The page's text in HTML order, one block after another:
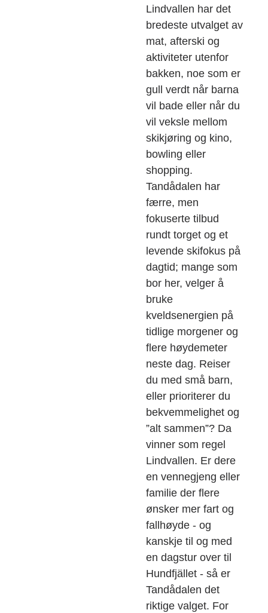
Lindvallen har det
bredeste utvalget av
mat, afterski og
aktiviteter utenfor
bakken, noe som er
gull verdt når barna
vil bade eller når du
vil veksle mellom
skikjøring og kino,
bowling eller
shopping.
Tandådalen har
færre, men
fokuserte tilbud
rundt torget og et
levende skifokus på
dagtid; mange som
bor her, velger å
bruke
kveldsenergien på
tidlige morgener og
flere høydemeter
neste dag. Reiser
du med små barn,
eller prioriterer du
bekvemmelighet og
”alt sammen”? Da
vinner som regel
Lindvallen. Er dere
en vennegjeng eller
familie der flere
ønsker mer fart og
fallhøyde - og
kanskje til og med
en dagstur over til
Hundfjället - så er
Tandådalen det
riktige valget. For